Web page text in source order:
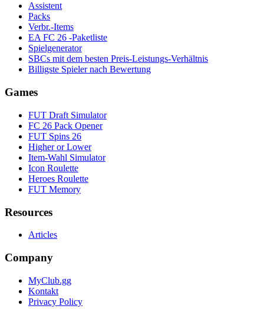
Assistent
Packs
Verbr.-Items
EA FC 26 -Paketliste
Spielgenerator
SBCs mit dem besten Preis-Leistungs-Verhältnis
Billigste Spieler nach Bewertung
Games
FUT Draft Simulator
FC 26 Pack Opener
FUT Spins 26
Higher or Lower
Item-Wahl Simulator
Icon Roulette
Heroes Roulette
FUT Memory
Resources
Articles
Company
MyClub.gg
Kontakt
Privacy Policy